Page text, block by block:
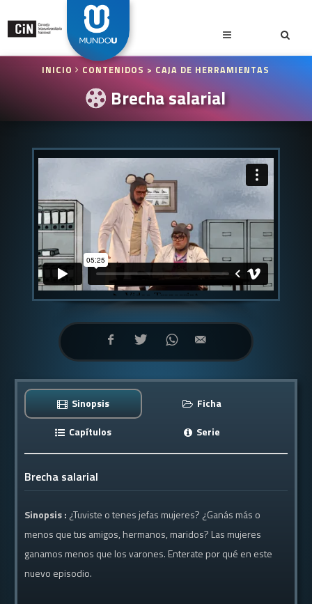
INICIO CONTENIDOS > CAJA DE HERRAMIENTAS
Brecha salarial
Sinopsis
Ficha
Capítulos
Serie
Brecha salarial
Sinopsis : ¿Tuviste o tenes jefas mujeres? ¿Ganás más o
menos que tus amigos, hermanos, maridos? Las mujeres
ganamos menos que los varones. Enterate por qué en este
nuevo episodio.